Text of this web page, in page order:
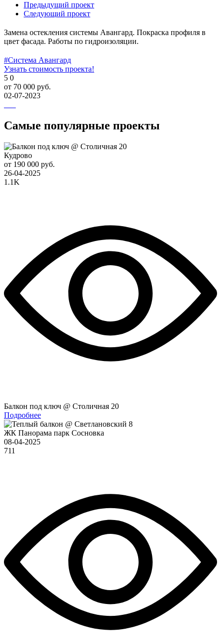
Предыдущий проект
Следующий проект
Замена остекления системы Авангард. Покраска профиля в
цвет фасада. Работы по гидроизоляции.
#Система Авангард
Узнать стоимость проекта!
5 0
от 70 000 руб.
02-07-2023
Самые популярные проекты
Кудрово
от 190 000 руб.
26-04-2025
1.1K
Балкон под ключ @ Столичная 20
Подробнее
ЖК Панорама парк Сосновка
08-04-2025
711